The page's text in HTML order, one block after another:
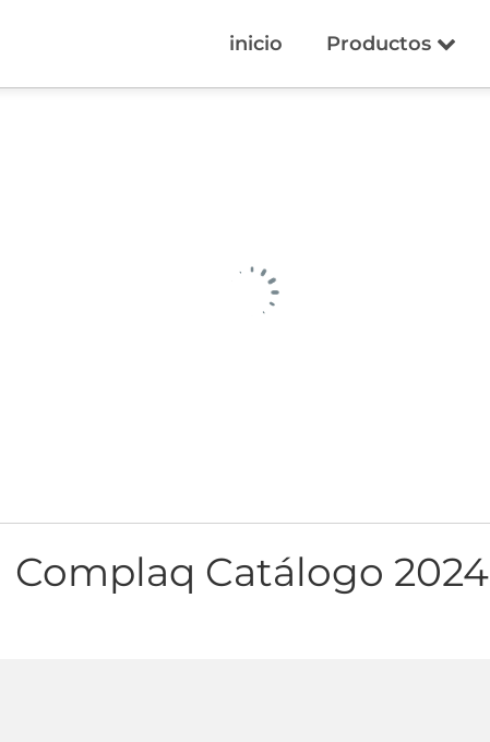
inicio Productos
Complaq Catálogo 2024